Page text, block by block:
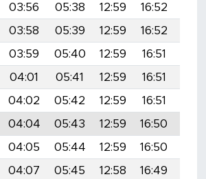
03:56 05:38 12:59 16:52
03:58 05:39 12:59 16:52
03:59 05:40 12:59 16:51
04:01 05:41 12:59 16:51
04:02 05:42 12:59 16:51
04:04 05:43 12:59 16:50
04:05 05:44 12:59 16:50
04:07 05:45 12:58 16:49